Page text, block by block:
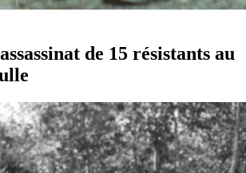
de 15 résistants au